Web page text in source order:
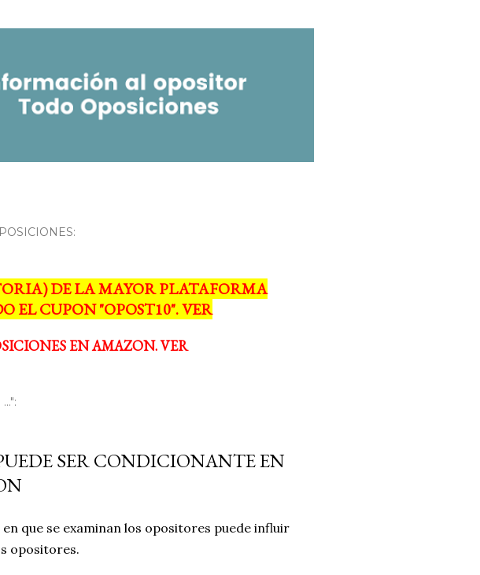
DE LA MAYOR PLATAFORMA
EL CUPON "OPOST10". VER
EN AMAZON. VER
SER CONDICIONANTE EN
en que se examinan los opositores puede influir
opositores.